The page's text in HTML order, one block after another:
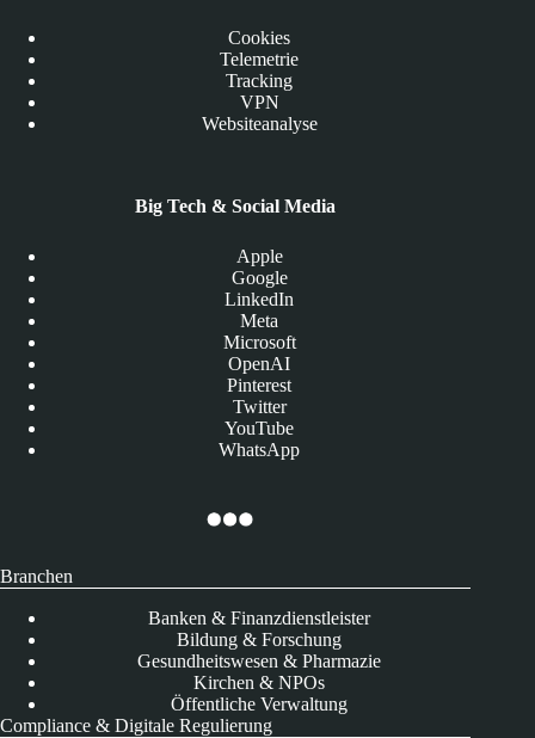
Cookies
Telemetrie
Tracking
VPN
Websiteanalyse
Big Tech & Social Media
Apple
Google
LinkedIn
Meta
Microsoft
OpenAI
Pinterest
Twitter
YouTube
WhatsApp
Branchen
Banken & Finanzdienstleister
Bildung & Forschung
Gesundheitswesen & Pharmazie
Kirchen & NPOs
Öffentliche Verwaltung
Compliance & Digitale Regulierung